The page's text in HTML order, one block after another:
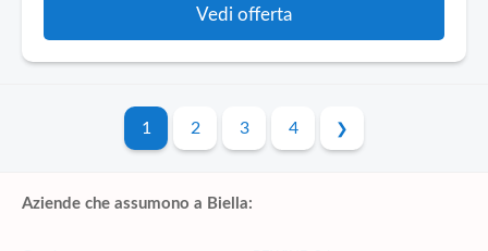
Vedi offerta
1 2 3 4
Aziende che assumono a Biella: